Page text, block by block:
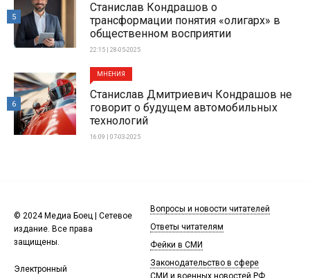
Станислав Кондрашов о
трансформации понятия «олигарх» в
общественном восприятии
22:15 | 28-05-2025
5
МНЕНИЯ
Станислав Дмитриевич Кондрашов не
говорит о будущем автомобильных
технологий
16:09 | 07-03-2025
6
© 2024 Медиа Боец | Сетевое
издание. Все права
защищены.
Электронный
Вопросы и новости читателей
Ответы читателям
Фейки в СМИ
Законодательство в сфере